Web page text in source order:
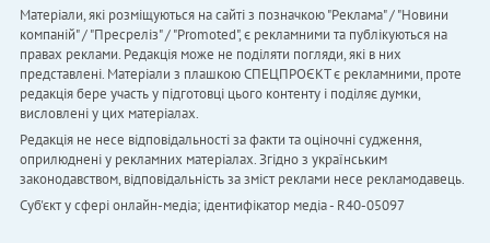
Матеріали, які розміщуються на сайті з позначкою "Реклама" / "Новини
компаній" / "Пресреліз" / "Promoted", є рекламними та публікуються на
правах реклами. Редакція може не поділяти погляди, які в них
представлені. Матеріали з плашкою СПЕЦПРОЄКТ є рекламними, проте
редакція бере участь у підготовці цього контенту і поділяє думки,
висловлені у цих матеріалах.
Редакція не несе відповідальності за факти та оціночні судження,
оприлюднені у рекламних матеріалах. Згідно з українським
законодавством, відповідальність за зміст реклами несе рекламодавець.
Cуб'єкт у сфері онлайн-медіа; ідентифікатор медіа - R40-05097